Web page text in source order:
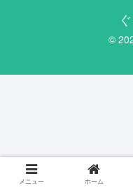
©
メニュー ホーム